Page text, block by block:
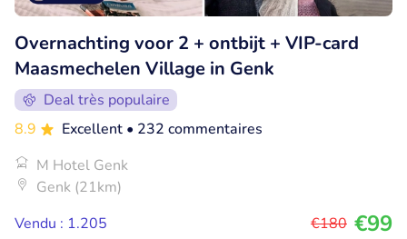
Overnachting voor 2 + ontbijt + VIP-card
Maasmechelen Village in Genk
Deal très populaire
8.9
Excellent • 232 commentaires
M Hotel Genk
Genk (21km)
Vendu : 1.205
€180 €99